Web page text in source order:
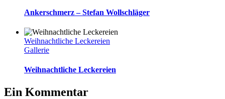
Ankerschmerz – Stefan Wollschläger
Weihnachtliche Leckereien
Gallerie
Weihnachtliche Leckereien
Ein Kommentar